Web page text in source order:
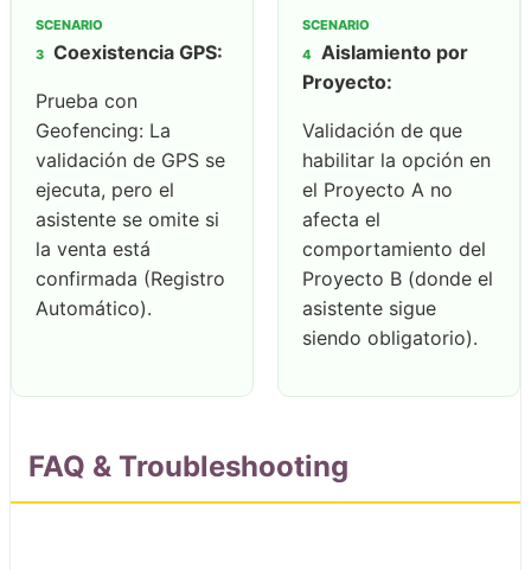
SCENARIO
3 Coexistencia GPS:
Prueba con
Geofencing: La
validación de GPS se
ejecuta, pero el
asistente se omite si
la venta está
confirmada (Registro
Automático).
SCENARIO
4 Aislamiento por
Proyecto:
Validación de que
habilitar la opción en
el Proyecto A no
afecta el
comportamiento del
Proyecto B (donde el
asistente sigue
siendo obligatorio).
FAQ & Troubleshooting